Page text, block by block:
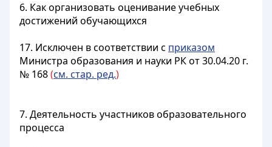
6. Как организовать оценивание учебных
достижений обучающихся
17. Исключен в соответствии с приказом
Министра образования и науки РК от 30.04.20 г.
№ 168(см. стар. ред.)
7. Деятельность участников образовательного
процесса